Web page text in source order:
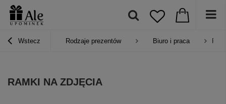
Wstecz Rodzaje prezentów Biuro i praca
RAMKI NA ZDJĘCIA